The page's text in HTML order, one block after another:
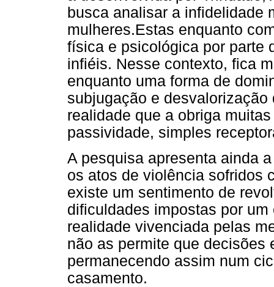
busca analisar a infidelidade
mulheres.Estas enquanto
física e psicológica por parte
infiéis. Nesse contexto, fica
enquanto uma forma de
subjugação e
realidade que a obriga
passividade, simples
A pesquisa apresenta ainda
os atos de violência sofridos
existe um sentimento de
dificuldades impostas por
realidade vivenciada pelas
não as permite que decisões
permanecendo assim num
casamento.